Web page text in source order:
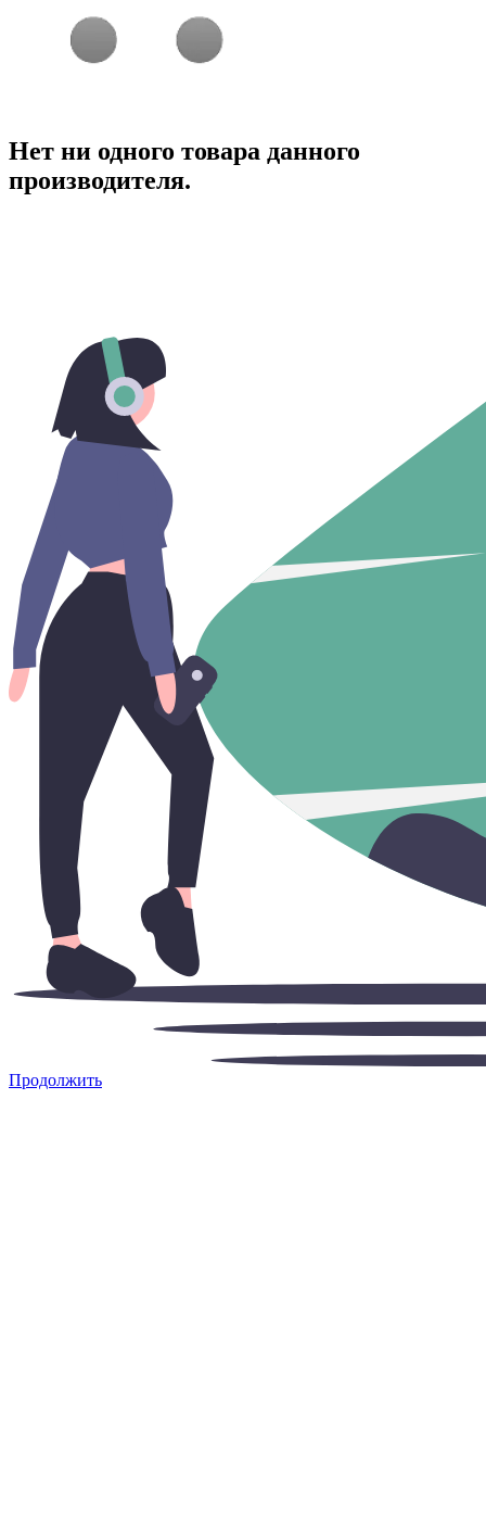
Нет ни одного товара данного
производителя.
Продолжить